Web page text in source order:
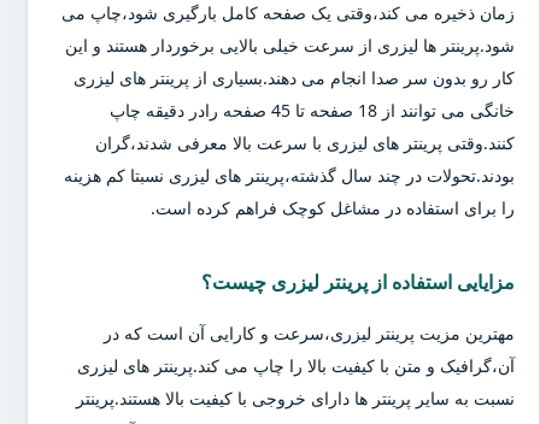
زمان ذخیره می کند،وقتی یک صفحه کامل بارگیری شود،چاپ می
شود.پرینتر ها لیزری از سرعت خیلی بالایی برخوردار هستند و این
کار رو بدون سر صدا انجام می دهند.بسیاری از پرینتر های لیزری
خانگی می توانند از 18 صفحه تا 45 صفحه رادر دقیقه چاپ
کنند.وقتی پرینتر های لیزری با سرعت بالا معرفی شدند،گران
بودند.تحولات در چند سال گذشته،پرینتر های لیزری نسبتا کم هزینه
را برای استفاده در مشاغل کوچک فراهم کرده است.
مزایایی استفاده از پرینتر لیزری چیست؟
مهترین مزیت پرینتر لیزری،سرعت و کارایی آن است که در
آن،گرافیک و متن با کیفیت بالا را چاپ می کند.پرینتر های لیزری
نسبت به سایر پرینتر ها دارای خروجی با کیفیت بالا هستند.پرینتر